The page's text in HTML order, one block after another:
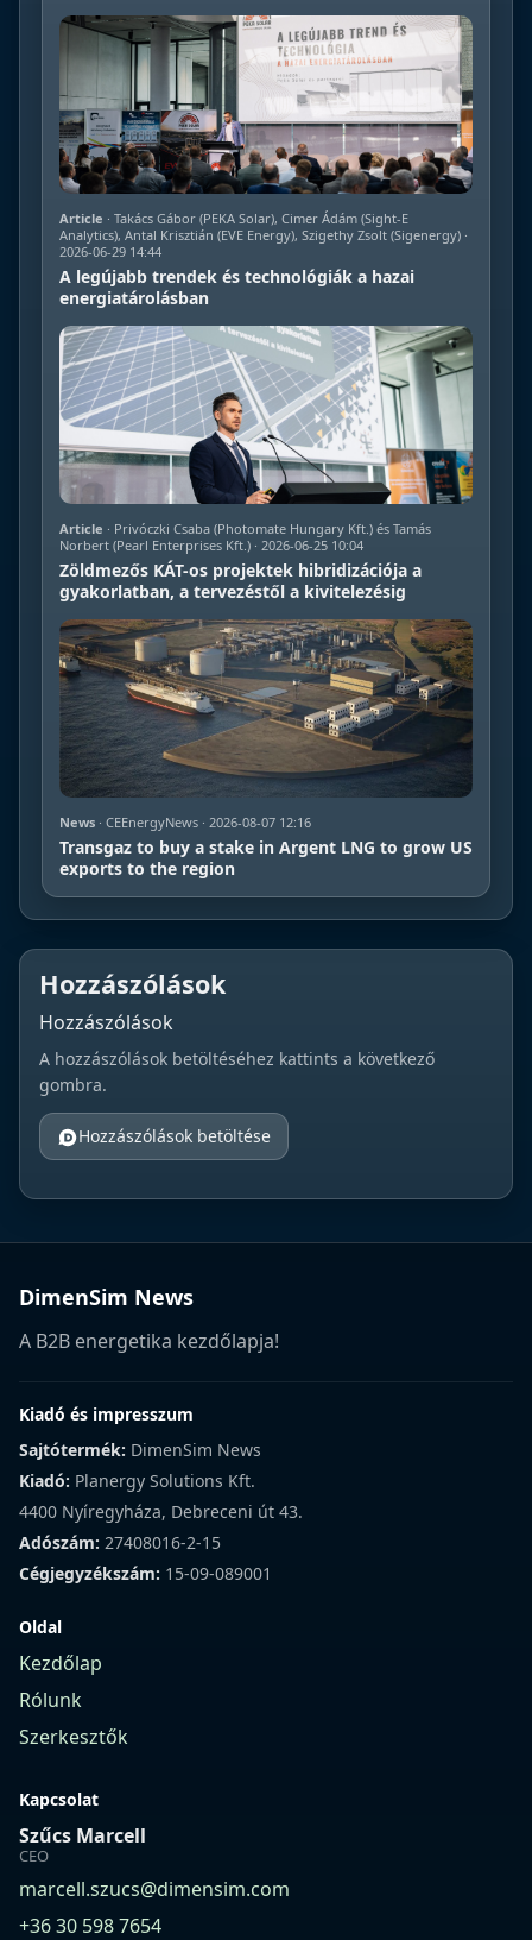
Article · Takács Gábor (PEKA Solar), Cimer Ádám (Sight-E
Analytics), Antal Krisztián (EVE Energy), Szigethy Zsolt (Sigenergy) ·
2026-06-29 14:44
A legújabb trendek és technológiák a hazai
energiatárolásban
Article · Privóczki Csaba (Photomate Hungary Kft.) és Tamás
Norbert (Pearl Enterprises Kft.) · 2026-06-25 10:04
Zöldmezős KÁT-os projektek hibridizációja a
gyakorlatban, a tervezéstől a kivitelezésig
News · CEEnergyNews · 2026-08-07 12:16
Transgaz to buy a stake in Argent LNG to grow US
exports to the region
Hozzászólások
Hozzászólások
A hozzászólások betöltéséhez kattints a következő
gombra.
Hozzászólások betöltése
DimenSim News
A B2B energetika kezdőlapja!
Kiadó és impresszum
Sajtótermék: DimenSim News
Kiadó: Planergy Solutions Kft.
4400 Nyíregyháza, Debreceni út 43.
Adószám: 27408016-2-15
Cégjegyzékszám: 15-09-089001
Oldal
Kezdőlap
Rólunk
Szerkesztők
Kapcsolat
Szűcs Marcell
CEO
marcell.szucs@dimensim.com
+36 30 598 7654